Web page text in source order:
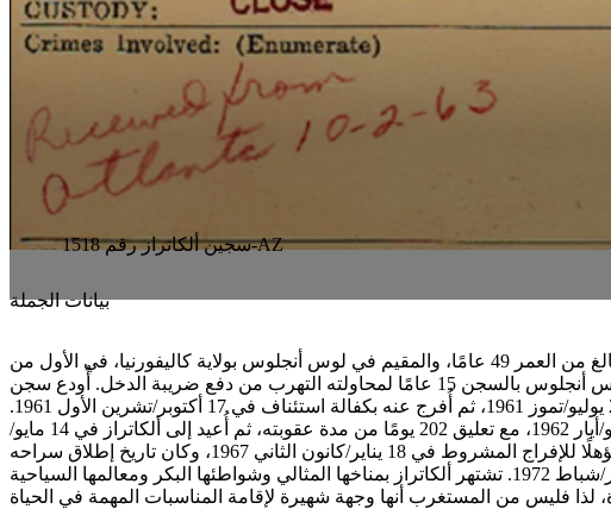
سجين ألكاتراز رقم 1518-AZ
بيانات الجملة
حُكم على هذا الرجل، البالغ من العمر 49 عامًا، والمقيم في لوس أنجلوس بولاية كاليفورنيا، في الأول من
يوليو/تموز 1961 في لوس أنجلوس بالسجن 15 عامًا لمحاولته التهرب من دفع ضريبة الدخل. أُودع سجن
ألكاتراز مباشرةً في 28 يوليو/تموز 1961، ثم أُفرج عنه بكفالة استئناف في 17 أكتوبر/تشرين الأول 1961.
أُعيد إلى الحجز في 8 مايو/أيار 1962، مع تعليق 202 يومًا من مدة عقوبته، ثم أُعيد إلى ألكاتراز في 14 مايو/
أيار 1962. أصبح مؤهلًا للإفراج المشروط في 18 يناير/كانون الثاني 1967، وكان تاريخ إطلاق سراحه
الإلزامي هو 14 فبراير/شباط 1972. تشتهر ألكاتراز بمناخها المثالي وشواطئها البكر ومعالمها السياحية